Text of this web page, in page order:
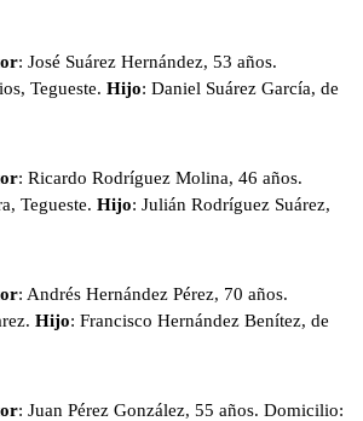
: José Suárez Hernández, 53 años.
Tegueste. Hijo: Daniel Suárez García, de
: Ricardo Rodríguez Molina, 46 años.
Tegueste. Hijo: Julián Rodríguez Suárez,
: Andrés Hernández Pérez, 70 años.
Hijo: Francisco Hernández Benítez, de
: Juan Pérez González, 55 años. Domicilio: